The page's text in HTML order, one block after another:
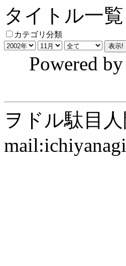
タイトル一覧
カテゴリ分類
Powered by
ヲドル駄目